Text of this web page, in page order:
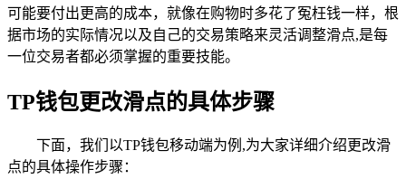
可能要付出更高的成本，就像在购物时多花了冤枉钱一样，根
据市场的实际情况以及自己的交易策略来灵活调整滑点,是每
一位交易者都必须掌握的重要技能。
TP钱包更改滑点的具体步骤
下面，我们以TP钱包移动端为例,为大家详细介绍更改滑
点的具体操作步骤：